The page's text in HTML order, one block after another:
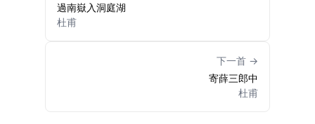
過南嶽入洞庭湖
杜甫
下一首 →
寄薛三郎中
杜甫